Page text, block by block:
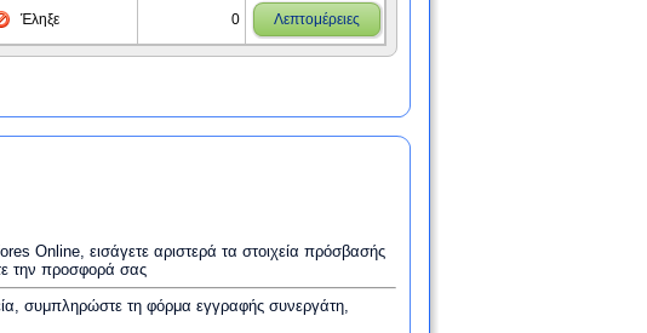
Έληξε 0 Λεπτομέρειες
Online, εισάγετε αριστερά τα στοιχεία πρόσβασής
την προσφορά σας
συμπληρώστε τη φόρμα εγγραφής συνεργάτη,